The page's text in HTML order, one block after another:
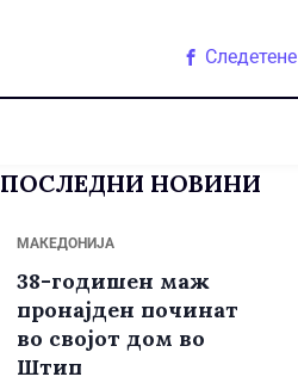
Следетене
ПОСЛЕДНИ НОВИНИ
МАКЕДОНИЈА
38-годишен маж
пронајден починат
во својот дом во
Штип